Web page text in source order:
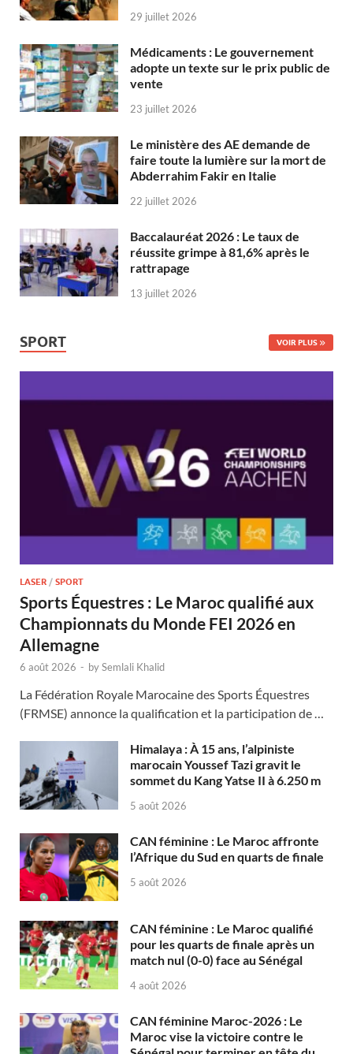
29 juillet 2026
Médicaments : Le gouvernement
adopte un texte sur le prix public de
vente
23 juillet 2026
Le ministère des AE demande de
faire toute la lumière sur la mort de
Abderrahim Fakir en Italie
22 juillet 2026
Baccalauréat 2026 : Le taux de
réussite grimpe à 81,6% après le
rattrapage
13 juillet 2026
SPORT VOIR PLUS
LASER / SPORT
Sports Équestres : Le Maroc qualifié aux
Championnats du Monde FEI 2026 en
Allemagne
6 août 2026 - bySemlali Khalid
La Fédération Royale Marocaine des Sports Équestres
(FRMSE) annonce la qualification et la participation de …
Himalaya : À 15 ans, l’alpiniste
marocain Youssef Tazi gravit le
sommet du Kang Yatse II à 6.250 m
5 août 2026
CAN féminine : Le Maroc affronte
l’Afrique du Sud en quarts de finale
5 août 2026
CAN féminine : Le Maroc qualifié
pour les quarts de finale après un
match nul (0-0) face au Sénégal
4 août 2026
CAN féminine Maroc-2026 : Le
Maroc vise la victoire contre le